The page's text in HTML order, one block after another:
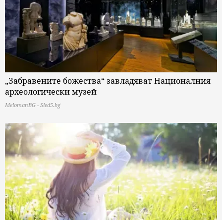
„Забравените божества“ завладяват Националния
археологически музей
MelomanBG - Sled5.bg